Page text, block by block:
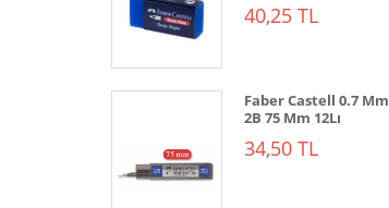
Tesbih [1]
40,25 TL
Faber Castell 0.7 Mm
2B 75 Mm 12Lı
34,50 TL